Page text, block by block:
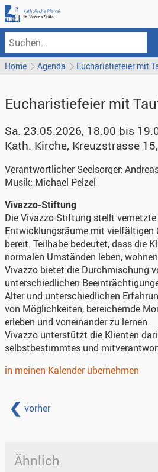
Home Agenda Eucharistiefeier mit
Eucharistiefeier mit
Sa. 23.05.2026, 18.00 bis
Kath. Kirche, Kreuzstrasse
Verantwortlicher Seelsorger:
Musik: Michael Pelzel
Vivazzo-Stiftung
Die Vivazzo-Stiftung stellt vernetzte
Entwicklungsräume mit vielfältigen
bereit. Teilhabe bedeutet, dass die
normalen Umständen leben,
Vivazzo bietet die Durchmischung
unterschiedlichen
Alter und unterschiedlichen
von Möglichkeiten, bereichernde
erleben und voneinander zu lernen.
Vivazzo unterstützt die Klienten
selbstbestimmtes und
in meinen Kalender übernehmen
vorher
Ähnlich